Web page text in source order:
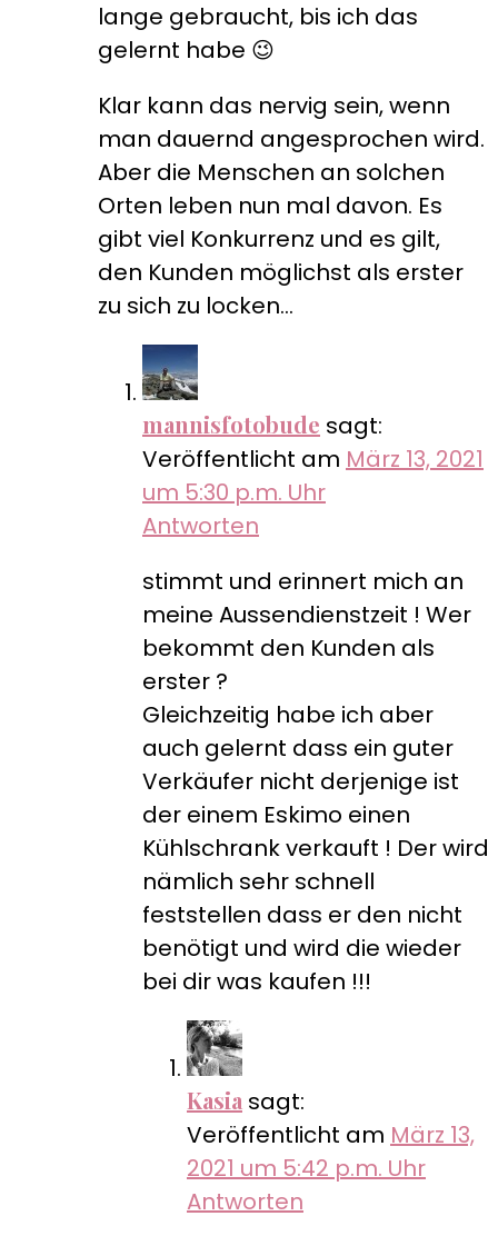
lange gebraucht, bis ich das
gelernt habe 😉
Klar kann das nervig sein, wenn
man dauernd angesprochen wird.
Aber die Menschen an solchen
Orten leben nun mal davon. Es
gibt viel Konkurrenz und es gilt,
den Kunden möglichst als erster
zu sich zu locken…
mannisfotobude sagt:
Veröffentlicht am März 13, 2021
um 5:30 p.m. Uhr
Antworten
stimmt und erinnert mich an
meine Aussendienstzeit ! Wer
bekommt den Kunden als
erster ?
Gleichzeitig habe ich aber
auch gelernt dass ein guter
Verkäufer nicht derjenige ist
der einem Eskimo einen
Kühlschrank verkauft ! Der wird
nämlich sehr schnell
feststellen dass er den nicht
benötigt und wird die wieder
bei dir was kaufen !!!
Kasia sagt:
Veröffentlicht am März 13,
2021 um 5:42 p.m. Uhr
Antworten